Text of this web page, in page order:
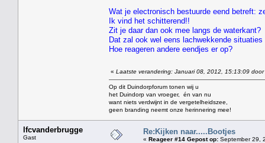
Wat je electronisch bestuurde eend betreft:
Ik vind het schitterend!!
Zit je daar dan ook mee langs de waterkant?
Dat zal ook wel eens lachwekkende
Hoe reageren andere eendjes er op?
« Laatste verandering: Januari 08, 2012, 15:13:09 door
Op dit Duindorpforum tonen wij u
het Duindorp van vroeger, én van nu
want niets verdwijnt in de vergetelheidszee,
geen branding neemt onze herinnering mee!
lfcvanderbrugge
Gast
Re:Kijken naar.....Bootjes
« Reageer #14 Gepost op: September 29,